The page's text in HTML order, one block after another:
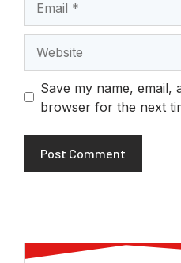
Save my name, email,
browser for the next